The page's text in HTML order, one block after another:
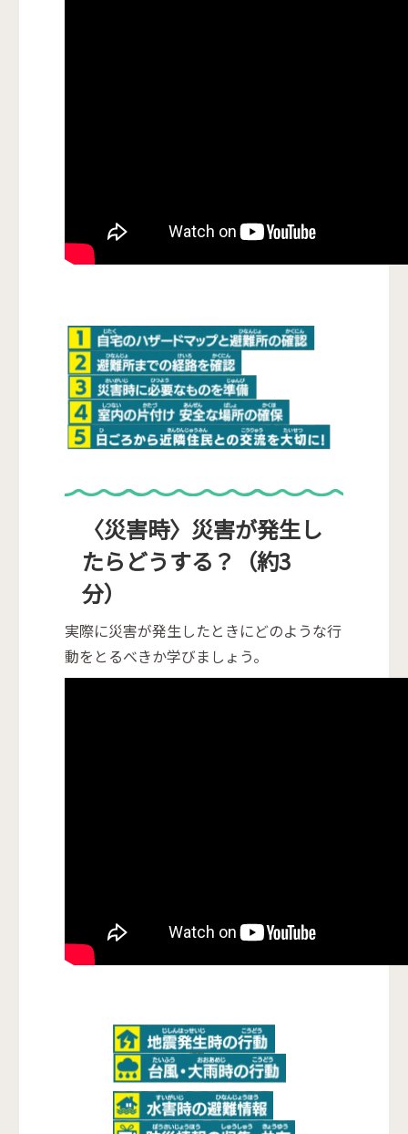
〈災害時〉災害が発生し
たらどうする？（約3
分）
実際に災害が発生したときにどのような行
動をとるべきか学びましょう。